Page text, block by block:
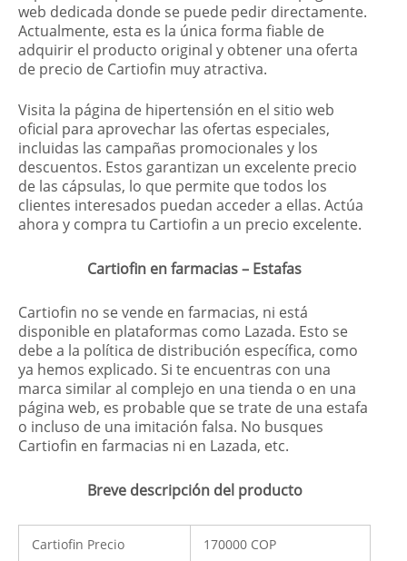
web dedicada donde se puede pedir directamente.
Actualmente, esta es la única forma fiable de
adquirir el producto original y obtener una oferta
de precio de Cartiofin muy atractiva.
Visita la página de hipertensión en el sitio web
oficial para aprovechar las ofertas especiales,
incluidas las campañas promocionales y los
descuentos. Estos garantizan un excelente precio
de las cápsulas, lo que permite que todos los
clientes interesados puedan acceder a ellas. Actúa
ahora y compra tu Cartiofin a un precio excelente.
Cartiofin en farmacias – Estafas
Cartiofin no se vende en farmacias, ni está
disponible en plataformas como Lazada. Esto se
debe a la política de distribución específica, como
ya hemos explicado. Si te encuentras con una
marca similar al complejo en una tienda o en una
página web, es probable que se trate de una estafa
o incluso de una imitación falsa. No busques
Cartiofin en farmacias ni en Lazada, etc.
Breve descripción del producto
Cartiofin Precio 170000 COP